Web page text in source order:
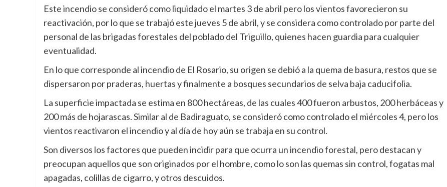
Este incendio se consideró como liquidado el martes 3 de abril pero los vientos favorecieron su
reactivación, por lo que se trabajó este jueves 5 de abril, y se considera como controlado por parte del
personal de las brigadas forestales del poblado del Triguillo, quienes hacen guardia para cualquier
eventualidad.
En lo que corresponde al incendio de El Rosario, su origen se debió a la quema de basura, restos que se
dispersaron por praderas, huertas y finalmente a bosques secundarios de selva baja caducifolia.
La superficie impactada se estima en 800 hectáreas, de las cuales 400 fueron arbustos, 200 herbáceas y
200 más de hojarascas. Similar al de Badiraguato, se consideró como controlado el miércoles 4, pero los
vientos reactivaron el incendio y al día de hoy aún se trabaja en su control.
Son diversos los factores que pueden incidir para que ocurra un incendio forestal, pero destacan y
preocupan aquellos que son originados por el hombre, como lo son las quemas sin control, fogatas mal
apagadas, colillas de cigarro, y otros descuidos.